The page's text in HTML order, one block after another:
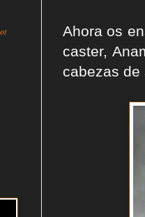
Ahora os
caster,
cabezas de